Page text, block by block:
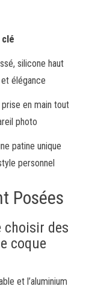
silicone haut
élégance
en main tout
photo
patine unique
personnel
Posées
des
coque
et l’aluminium